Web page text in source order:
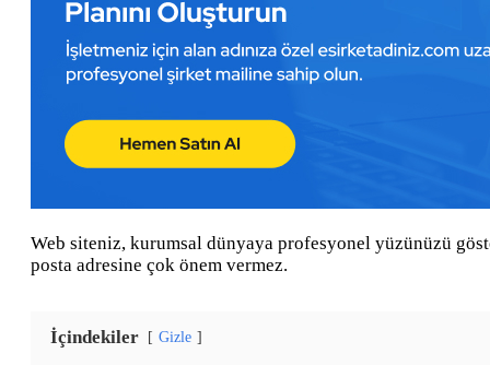
Web siteniz, kurumsal dünyaya profesyonel yüzünüzü
posta adresine çok önem vermez.
İçindekiler Gizle